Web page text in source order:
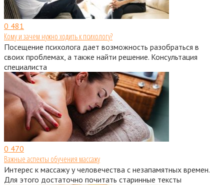
0 481
Кому и зачем нужно ходить к психологу?
Посещение психолога дает возможность разобраться в
своих проблемах, а также найти решение. Консультация
специалиста
0 470
Важные аспекты обучения массажу
Интерес к массажу у человечества с незапамятных времен.
Для этого достаточно почитать старинные тексты